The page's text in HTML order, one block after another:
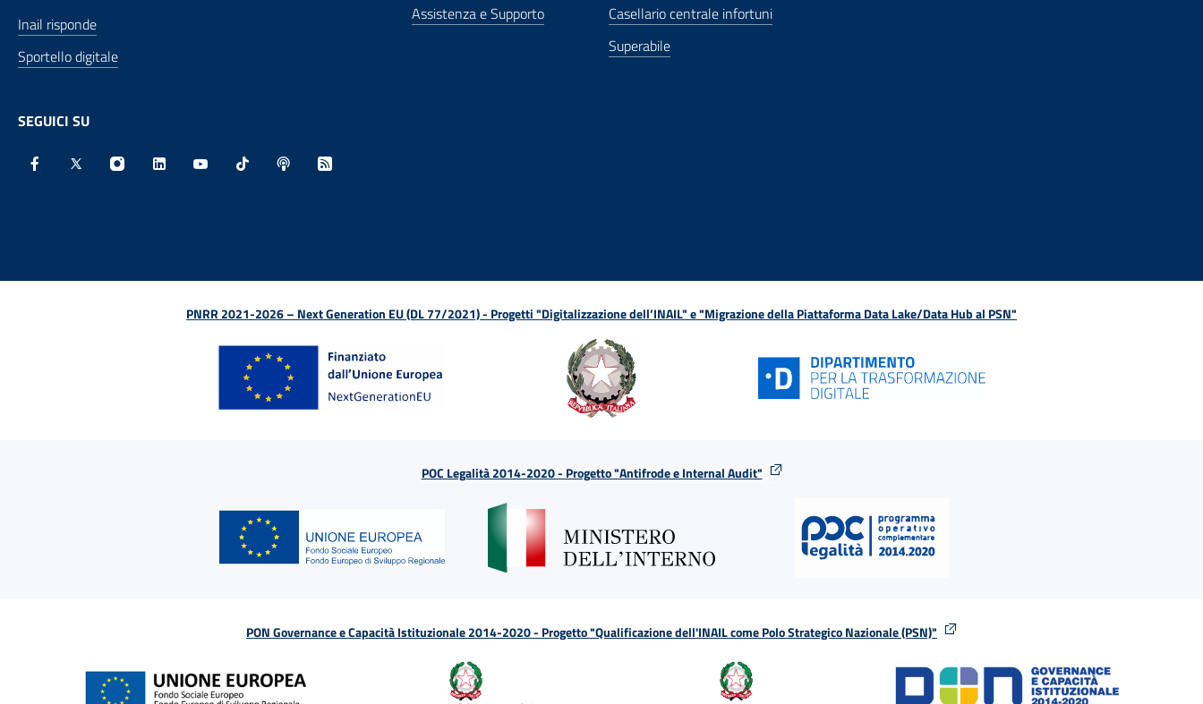
Inail risponde
Sportello digitale
SEGUICI SU
Assistenza e Supporto
Casellario centrale infortuni
Superabile
PNRR 2021-2026 – Next Generation EU (DL 77/2021) - Progetti "Digitalizzazione dell’INAIL" e "Migrazione della Piattaforma Data Lake/Data Hub al PSN"
POC Legalità 2014-2020 - Progetto "Antifrode e Internal Audit"
PON Governance e Capacità Istituzionale 2014-2020 - Progetto "Qualificazione dell'INAIL come Polo Strategico Nazionale (PSN)"